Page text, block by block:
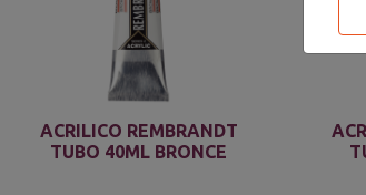
ACRILICO REMBRANDT
TUBO 40ML BRONCE